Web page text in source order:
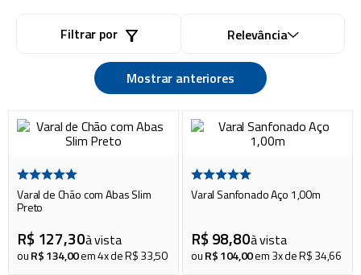
Filtrar por Relevância
Mostrar anteriores
Varal de Chão com Abas Slim
Preto
R$ 127,30à vista
ouR$134,00em4x deR$33,50
Varal Sanfonado Aço 1,00m
R$ 98,80à vista
ouR$104,00em3x deR$34,66
cadeira praia